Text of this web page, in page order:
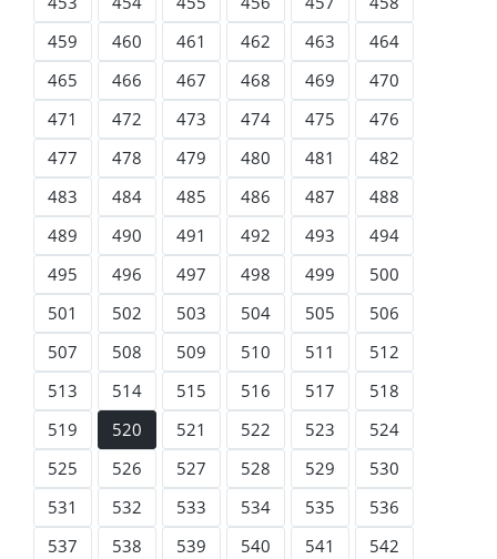
459
460 461 462 463
464
465
466 467 468 469
470
471
472 473 474 475
476
477
478 479 480 481
482
483
484 485 486 487
488
489
490 491 492 493
494
495
496 497 498 499
500
501
502 503 504 505
506
507
508 509 510 511
512
513
514 515 516 517
518
519
520 521 522 523
524
525
526 527 528 529
530
531
532 533 534 535
536
537
538 539 540 541
542